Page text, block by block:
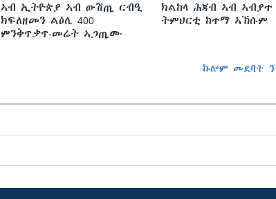
ኣብ ኢትዮጵያ ኣብ ውሽጢ ርብዒ
ክፍለዘመን ልዕሊ 400
ምንቅጥቃጥ-መሬት ኣጋጢሙ
ክልከላ ሕጃብ ኣብ ኣብያተ
ትምህርቲ ከተማ ኣኽሱም
ኩሎም መደባት